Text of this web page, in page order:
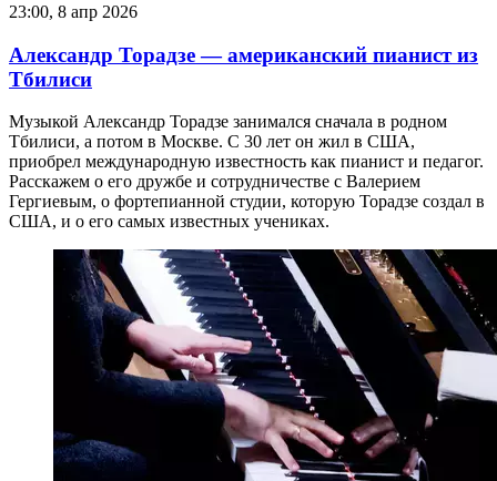
23:00, 8 апр 2026
Александр Торадзе — американский пианист из
Тбилиси
Музыкой Александр Торадзе занимался сначала в родном
Тбилиси, а потом в Москве. С 30 лет он жил в США,
приобрел международную известность как пианист и педагог.
Расскажем о его дружбе и сотрудничестве с Валерием
Гергиевым, о фортепианной студии, которую Торадзе создал в
США, и о его самых известных учениках.